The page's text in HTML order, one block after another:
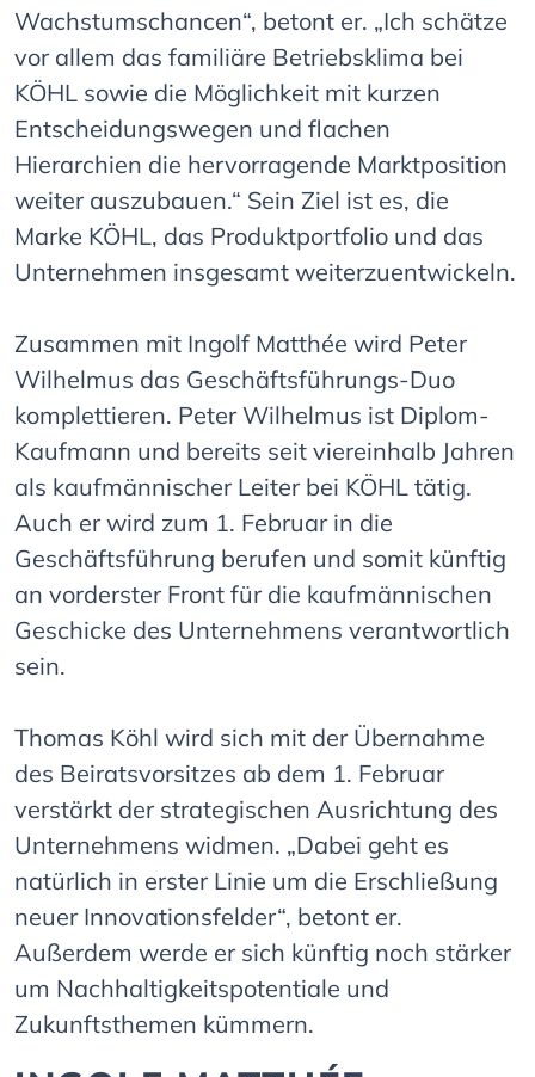
Wachstumschancen“, betont er. „Ich schätze
vor allem das familiäre Betriebsklima bei
KÖHL sowie die Möglichkeit mit kurzen
Entscheidungswegen und flachen
Hierarchien die hervorragende Marktposition
weiter auszubauen.“ Sein Ziel ist es, die
Marke KÖHL, das Produktportfolio und das
Unternehmen insgesamt weiterzuentwickeln.
Zusammen mit Ingolf Matthée wird Peter
Wilhelmus das Geschäftsführungs-Duo
komplettieren. Peter Wilhelmus ist Diplom-
Kaufmann und bereits seit viereinhalb Jahren
als kaufmännischer Leiter bei KÖHL tätig.
Auch er wird zum 1. Februar in die
Geschäftsführung berufen und somit künftig
an vorderster Front für die kaufmännischen
Geschicke des Unternehmens verantwortlich
sein.
Thomas Köhl wird sich mit der Übernahme
des Beiratsvorsitzes ab dem 1. Februar
verstärkt der strategischen Ausrichtung des
Unternehmens widmen. „Dabei geht es
natürlich in erster Linie um die Erschließung
neuer Innovationsfelder“, betont er.
Außerdem werde er sich künftig noch stärker
um Nachhaltigkeitspotentiale und
Zukunftsthemen kümmern.